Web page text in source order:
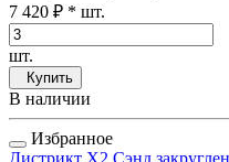
7 420 ₽ * шт.
шт.
Купить
В наличии
Избранное